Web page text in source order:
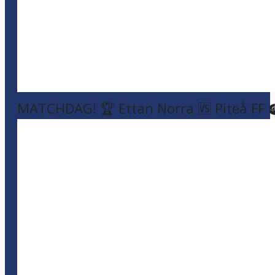
MATCHDAG! 🏆 Ettan Norra 🆚 Piteå FF